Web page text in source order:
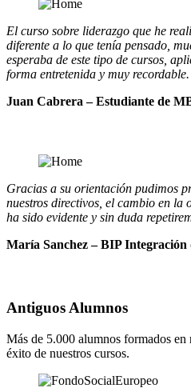
El curso sobre liderazgo que he
diferente a lo que tenía pensado,
esperaba de este tipo de cursos,
forma entretenida y muy recordable.
Juan Cabrera – Estudiante de
Gracias a su orientación pudimos
nuestros directivos, el cambio en la
ha sido evidente y sin duda
María Sanchez – BIP Integración
Antiguos Alumnos
Más de 5.000 alumnos formados en
éxito de nuestros cursos.